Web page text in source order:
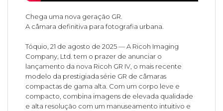
Chega uma nova geração GR.
A câmara definitiva para fotografia urbana.
Tóquio, 21 de agosto de 2025 — A Ricoh Imaging
Company, Ltd. tem o prazer de anunciar o
lançamento da nova Ricoh GR IV, o mais recente
modelo da prestigiada série GR de câmaras
compactas de gama alta. Com um corpo leve e
compacto, combina imagens de elevada qualidade
e alta resolução com um manuseamento intuitivo e